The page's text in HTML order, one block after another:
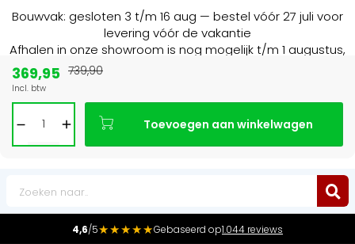
Bouwvak: gesloten 3 t/m 16 aug — bestel vóór 27 juli voor
levering vóór de vakantie
Afhalen in onze showroom is nog mogelijk t/m 1 augustus,
4,6/5★★★★★Gebaseerd op1.044 reviews
369,95
Incl. btw
739,90
Toevoegen aan winkelwagen